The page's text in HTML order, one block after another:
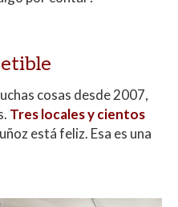
cosas desde 2007,
Tres locales y cientos
está feliz. Esa es una